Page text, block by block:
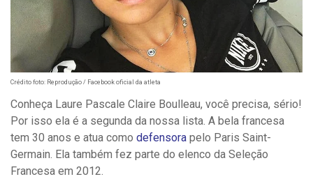
Crédito foto: Reprodução / Facebook oficial da atleta
Conheça Laure Pascale Claire Boulleau, você precisa, sério!
Por isso ela é a segunda da nossa lista. A bela francesa
tem 30 anos e atua como defensora pelo Paris Saint-
Germain. Ela também fez parte do elenco da Seleção
Francesa em 2012.